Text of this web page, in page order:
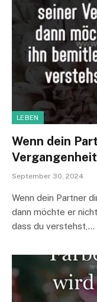
LEBEN
Wenn dein
September 30, 2024
Wenn dein Partner
dann möchte er
dass du verstehst,…